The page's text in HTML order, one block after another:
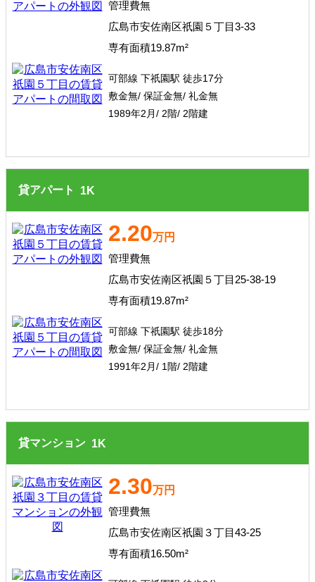
管理費無
広島市安佐南区祇園５丁目3-33
専有面積19.87m²
可部線 下祇園駅 徒歩17分
敷金無/ 保証金無/ 礼金無
1989年2月/ 2階/ 2階建
貸アパート 1K
2.20万円
管理費無
広島市安佐南区祇園５丁目25-38-19
専有面積19.87m²
可部線 下祇園駅 徒歩18分
敷金無/ 保証金無/ 礼金無
1991年2月/ 1階/ 2階建
貸マンション 1K
2.30万円
管理費無
広島市安佐南区祇園３丁目43-25
専有面積16.50m²